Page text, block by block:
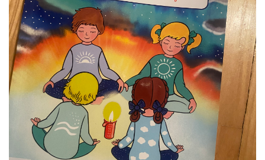
ROČNÍ PLÁN - INSPIRACE /DLE NOVÉHO RVP PV 2025
VZDĚLÁVACÍ BLOK ZÁŘÍ
VZDĚLÁVACÍ BLOK ŘÍJEN
VZDĚLÁVACÍ BLOK LISTOPAD